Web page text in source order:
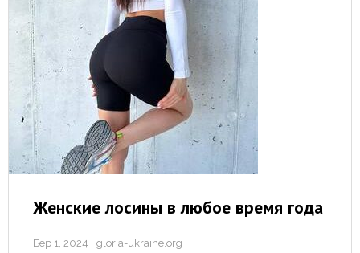
Женские лосины в любое время года
Бер 1, 2024 gloria-ukraine.org